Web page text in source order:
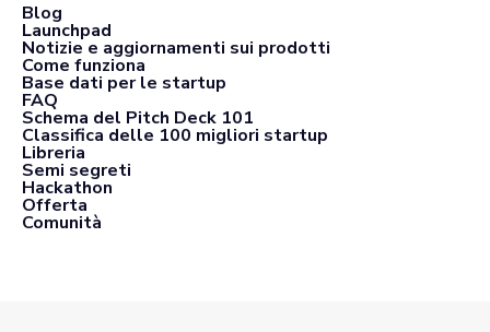
Blog
Launchpad
Notizie e aggiornamenti sui prodotti
Come funziona
Base dati per le startup
FAQ
Schema del Pitch Deck 101
Classifica delle 100 migliori startup
Libreria
Semi segreti
Hackathon
Offerta
Comunità